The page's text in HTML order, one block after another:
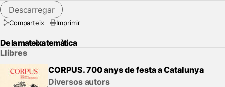
Descarregar
Comparteix Imprimir
De la mateixa temàtica
Llibres
CORPUS. 700 anys de festa a Catalunya
Diversos autors